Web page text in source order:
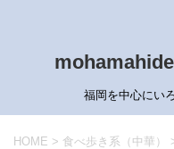
福岡を中心にい
HOME > 食べ歩き系（中華）